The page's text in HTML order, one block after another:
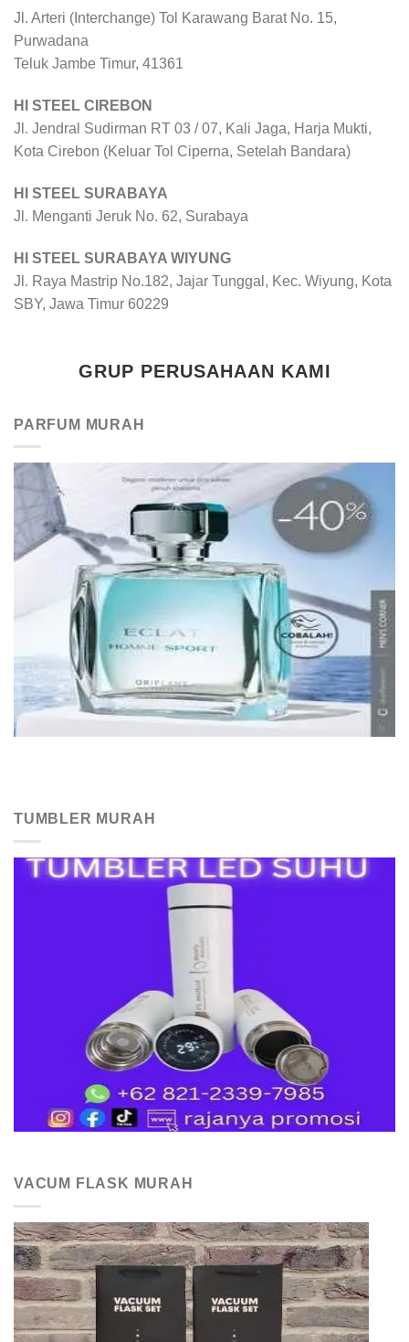
Jl. Arteri (Interchange) Tol Karawang Barat No. 15,
Purwadana
Teluk Jambe Timur, 41361
HI STEEL CIREBON
Jl. Jendral Sudirman RT 03 / 07, Kali Jaga, Harja Mukti,
Kota Cirebon (Keluar Tol Ciperna, Setelah Bandara)
HI STEEL SURABAYA
Jl. Menganti Jeruk No. 62, Surabaya
HI STEEL SURABAYA WIYUNG
Jl. Raya Mastrip No.182, Jajar Tunggal, Kec. Wiyung, Kota
SBY, Jawa Timur 60229
GRUP PERUSAHAAN KAMI
PARFUM MURAH
TUMBLER MURAH
VACUM FLASK MURAH